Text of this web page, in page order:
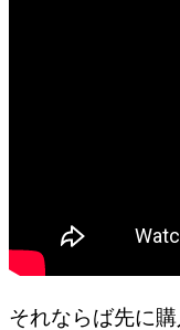
それならば先に